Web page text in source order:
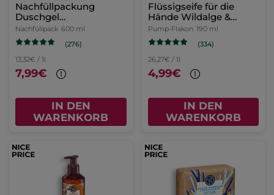
Nachfüllpackung
Duschgel
Zitronenverbene &
Kamillenblüte
Nachfüllpack 600 ml
(276)
13,32€ / 1l
7,99€
IN DEN
WARENKORB
Flüssigseife für die
Hände Wildalge &
Meerfenchel
Pump-Flakon 190 ml
(334)
26,27€ / 1l
4,99€
IN DEN
WARENKORB